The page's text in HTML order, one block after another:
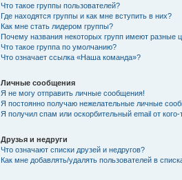
Что такое группы пользователей?
Где находятся группы и как мне вступить в них?
Как мне стать лидером группы?
Почему названия некоторых групп имеют разные
Что такое группа по умолчанию?
Что означает ссылка «Наша команда»?
Личные сообщения
Я не могу отправить личные сообщения!
Я постоянно получаю нежелательные личные
Я получил спам или оскорбительный email от
Друзья и недруги
Что означают списки друзей и недругов?
Как мне добавлять/удалять пользователей в